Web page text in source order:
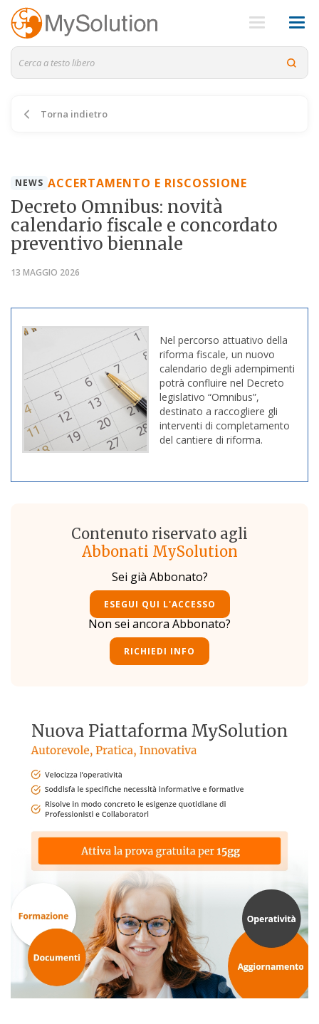
Torna indietro
NEWS ACCERTAMENTO E RISCOSSIONE
Decreto Omnibus: novità
calendario fiscale e concordato
preventivo biennale
13 MAGGIO 2026
Nel percorso attuativo della
riforma fiscale, un nuovo
calendario degli adempimenti
potrà confluire nel Decreto
legislativo “Omnibus”,
destinato a raccogliere gli
interventi di completamento
del cantiere di riforma.
Contenuto riservato agli
Abbonati MySolution
Sei già Abbonato?
ESEGUI QUI L'ACCESSO
Non sei ancora Abbonato?
RICHIEDI INFO